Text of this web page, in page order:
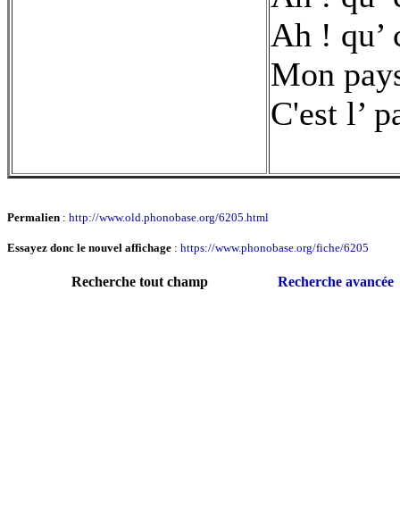
Ah ! qu’
Mon
C'est l’
Permalien : http://www.old.phonobase.org/6205.html
Essayez donc le nouvel affichage : https://www.phonobase.org/fiche/6205
Recherche tout champ Recherche avancée